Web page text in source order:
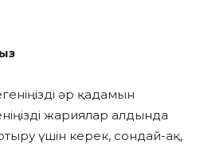
әр қадамын
жариялар алдында
отыру үшін керек, сондай-ақ,